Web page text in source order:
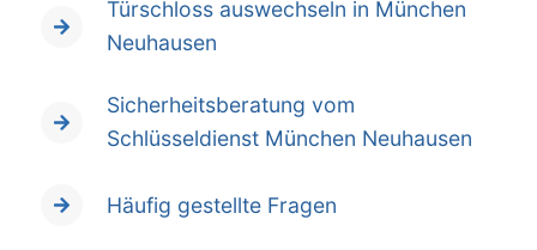
Türschloss auswechseln in München
Neuhausen
Sicherheitsberatung vom
Schlüsseldienst München Neuhausen
Häufig gestellte Fragen